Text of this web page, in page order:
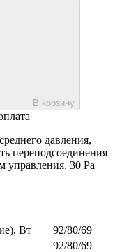
В корзину
давления,
переподсоединения
управления, 30 Pa
Вт
92/80/69
92/80/69